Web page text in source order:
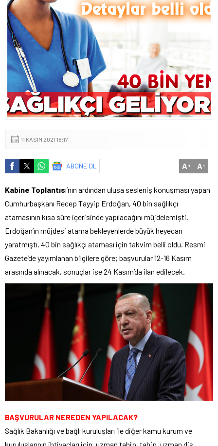
11 KASIM 2021 16:17
ABONE OL A+ A-
Kabine Toplantısı’nın ardından ulusa sesleniş konuşması yapan
Cumhurbaşkanı Recep Tayyip Erdoğan, 40 bin sağlıkçı
atamasının kısa süre içerisinde yapılacağını müjdelemişti.
Erdoğan’ın müjdesi atama bekleyenlerde büyük heyecan
yaratmıştı. 40 bin sağlıkçı ataması için takvim belli oldu. Resmi
Gazete’de yayımlanan bilgilere göre; başvurular 12-16 Kasım
arasında alınacak, sonuçlar ise 24 Kasım’da ilan edilecek.
BAŞVURULAR NEREDEN YAPILACAK?
Sağlık Bakanlığı ve bağlı kuruluşları ile diğer kamu kurum ve